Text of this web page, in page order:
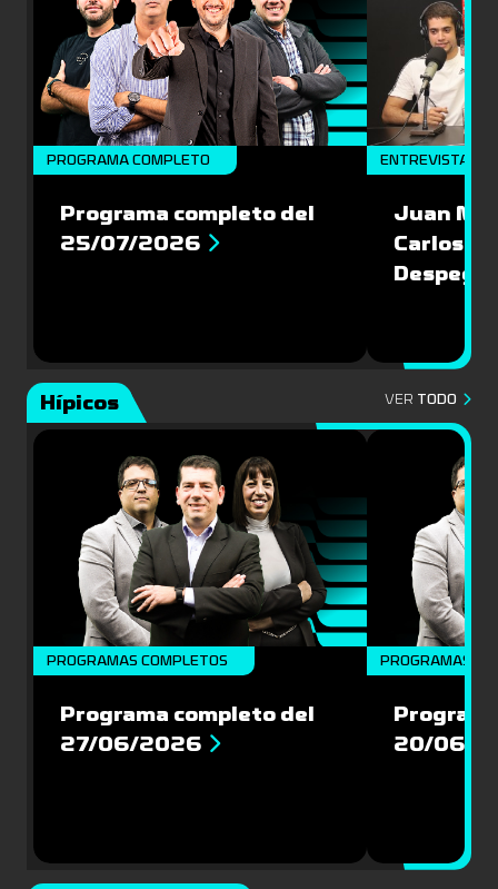
PROGRAMA COMPLETO
Programa completo del
25/07/2026
ENTREVISTAS
Juan
Carlos
Hípicos VER TODO
PROGRAMAS COMPLETOS
Programa completo del
27/06/2026
PROGRAMAS
20/06/